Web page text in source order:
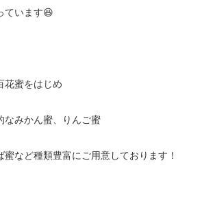
ています😆
花蜜をはじめ
なみかん蜜、りんご蜜
など種類豊富にご用意しております！